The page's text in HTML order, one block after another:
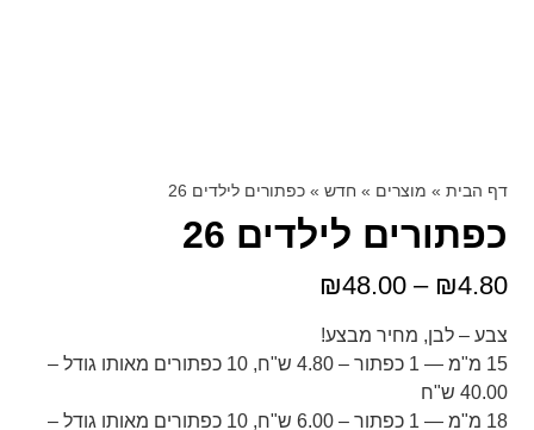
דף הבית » מוצרים » חדש »כפתורים לילדים 26
כפתורים לילדים 26
₪4.80
–
₪48.00
צבע – לבן, מחיר מבצע!
15 מ"מ — 1 כפתור – 4.80 ש"ח, 10 כפתורים מאותו גודל –
40.00 ש"ח
18 מ"מ — 1 כפתור – 6.00 ש"ח, 10 כפתורים מאותו גודל –